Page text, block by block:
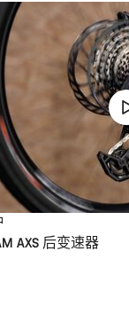
AXS 后变速器